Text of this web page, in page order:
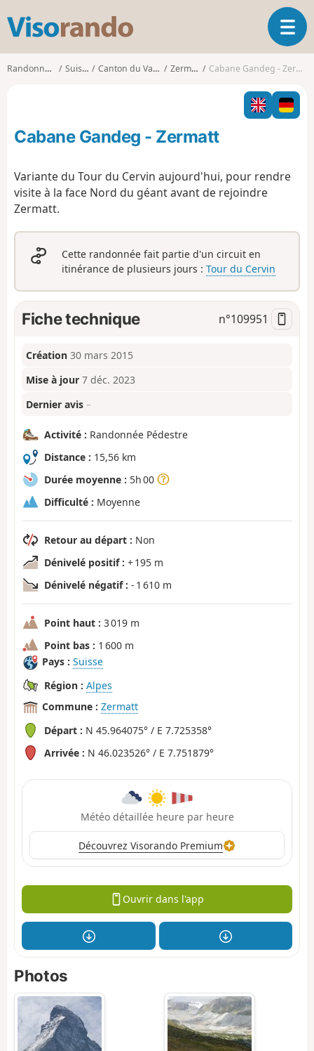
s
o
o
O
u
v
i
r
l
v
Randonnées Suisse Canton du Valais Zermatt Cabane Gandeg - Zermatt
Cabane Gandeg - Zermatt
Variante du Tour du Cervin aujourd'hui, pour rendre
visite à la face Nord du géant avant de rejoindre
Zermatt.
Cette randonnée fait partie d'un circuit en
itinérance de plusieurs jours :Tour du Cervin
Fiche technique n°109951
Création 30 mars 2015
Mise à jour 7 déc. 2023
Dernier avis –
Activité : Randonnée Pédestre
Distance : 15,56 km
Durée moyenne : 5h 00
Difficulté : Moyenne
Retour au départ : Non
Dénivelé positif : + 195 m
Dénivelé négatif : - 1 610 m
Point haut : 3 019 m
Point bas : 1 600 m
Pays : Suisse
Région : Alpes
Commune : Zermatt
Départ : N 45.964075° / E 7.725358°
Arrivée : N 46.023526° / E 7.751879°
Météo détaillée heure par heure
Découvrez Visorando Premium
Ouvrir dans l'app
Photos